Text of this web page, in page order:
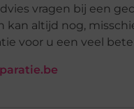
vragen bij een
kan altijd nog,
voor u een veel